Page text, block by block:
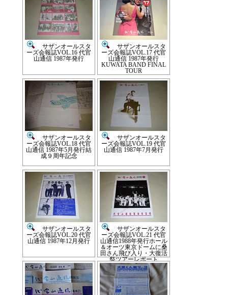
サザンオールスタ
ーズ会報誌VOL.16 代官
山通信 1987年発行
サザンオールスタ
ーズ会報誌VOL.17 代官
山通信 1987年発行
KUWATA BAND FINAL
TOUR
サザンオールスタ
ーズ会報誌VOL.18 代官
山通信 1987年5月発行結
成９周年記念
サザンオールスタ
ーズ会報誌VOL.19 代官
山通信 1987年7月発行
サザンオールスタ
ーズ会報誌VOL.20 代官
山通信 1987年12月発行
サザンオールスタ
ーズ会報誌VOL.21 代官
山通信1988年発行ホール
＆オーツ東京ドームに桑
田さん飛び入り・大復活
祭ツアーレポート